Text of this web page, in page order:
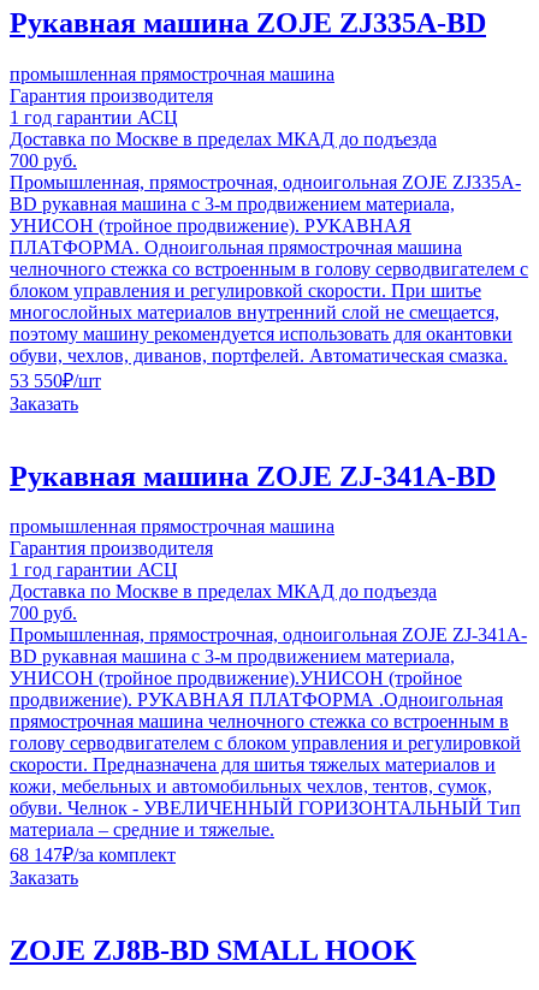
Рукавная машина ZOJE ZJ335A-BD
промышленная прямострочная машина
Гарантия производителя
1 год гарантии АСЦ
Доставка по Москве в пределах МКАД до подъезда
700 руб.
Промышленная, прямострочная, одноигольная ZOJE ZJ335А-
BD рукавная машина с 3-м продвижением материала,
УНИСОН (тройное продвижение). РУКАВНАЯ
ПЛАТФОРМА. Одноигольная прямострочная машина
челночного стежка со встроенным в голову серводвигателем с
блоком управления и регулировкой скорости. При шитье
многослойных материалов внутренний слой не смещается,
поэтому машину рекомендуется использовать для окантовки
обуви, чехлов, диванов, портфелей. Автоматическая смазка.
53 550₽/шт
Заказать
Рукавная машина ZOJE ZJ-341A-BD
промышленная прямострочная машина
Гарантия производителя
1 год гарантии АСЦ
Доставка по Москве в пределах МКАД до подъезда
700 руб.
Промышленная, прямострочная, одноигольная ZOJE ZJ-341A-
BD рукавная машина с 3-м продвижением материала,
УНИСОН (тройное продвижение).УНИСОН (тройное
продвижение). РУКАВНАЯ ПЛАТФОРМА .Одноигольная
прямострочная машина челночного стежка со встроенным в
голову серводвигателем с блоком управления и регулировкой
скорости. Предназначена для шитья тяжелых материалов и
кожи, мебельных и автомобильных чехлов, тентов, сумок,
обуви. Челнок - УВЕЛИЧЕННЫЙ ГОРИЗОНТАЛЬНЫЙ Тип
материала – средние и тяжелые.
68 147₽/за комплект
Заказать
ZOJE ZJ8B-BD SMALL HOOK